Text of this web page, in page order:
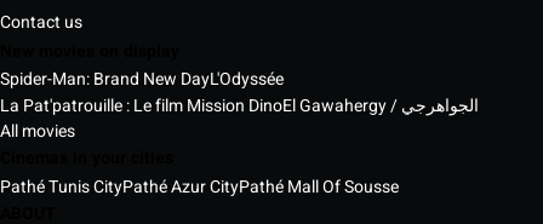
Contact us
Spider-Man: Brand New DayL'Odyssée
La Pat'patrouille : Le film Mission Dino
El Gawahergy / الجواهرجي
All movies
Pathé Tunis CityPathé Azur CityPathé Mall Of Sousse